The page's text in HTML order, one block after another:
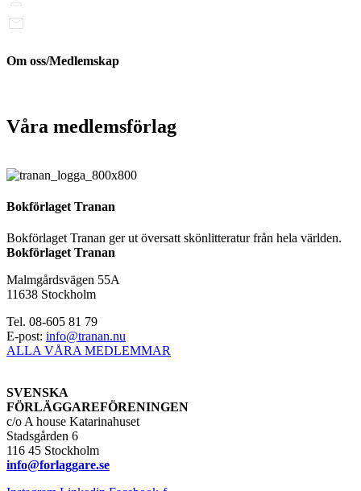
Om oss/Medlemskap
Våra medlemsförlag
Bokförlaget Tranan
Bokförlaget Tranan ger ut översatt skönlitteratur från hela världen.
Bokförlaget Tranan
Malmgårdsvägen 55A
11638 Stockholm
Tel. 08-605 81 79
E-post: info@tranan.nu
ALLA VÅRA MEDLEMMAR
SVENSKA
FÖRLÄGGAREFÖRENINGEN
c/o A house Katarinahuset
Stadsgården 6
116 45 Stockholm
info@forlaggare.se